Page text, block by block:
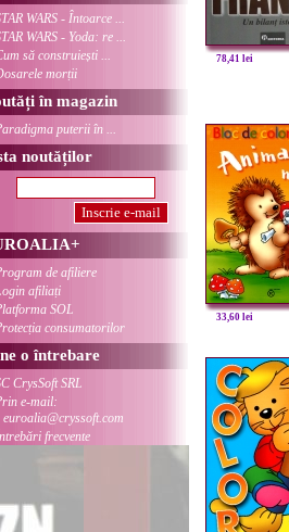
WARS - Întoarce ...
WARS - Yoda: re ...
să construiești ...
morții
în magazin
puterii în ...
noutăților
de afiliere
afiliați
SOL
consumatorilor
o întrebare
CrysSoft SRL
e-mail:
euroalia@cryssoft.com
frecvente
78,41 lei
33,60 lei